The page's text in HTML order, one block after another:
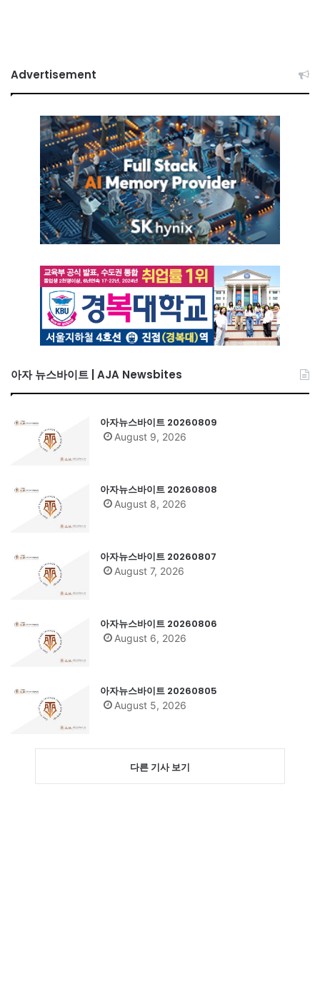
Advertisement
아자 뉴스바이트 | AJA Newsbites
아자뉴스바이트 20260809
August 9, 2026
아자뉴스바이트 20260808
August 8, 2026
아자뉴스바이트 20260807
August 7, 2026
아자뉴스바이트 20260806
August 6, 2026
아자뉴스바이트 20260805
August 5, 2026
다른 기사 보기